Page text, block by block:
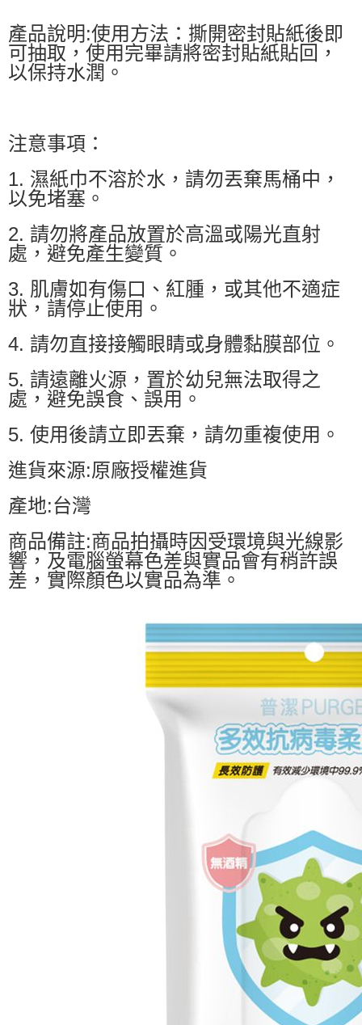
產品說明:使用方法：撕開密封貼紙後即
可抽取，使用完畢請將密封貼紙貼回，
以保持水潤。
注意事項：
1. 濕紙巾不溶於水，請勿丟棄馬桶中，
以免堵塞。
2. 請勿將產品放置於高溫或陽光直射
處，避免產生變質。
3. 肌膚如有傷口、紅腫，或其他不適症
狀，請停止使用。
4. 請勿直接接觸眼睛或身體黏膜部位。
5. 請遠離火源，置於幼兒無法取得之
處，避免誤食、誤用。
5. 使用後請立即丟棄，請勿重複使用。
進貨來源:原廠授權進貨
產地:台灣
商品備註:商品拍攝時因受環境與光線影
響，及電腦螢幕色差與實品會有稍許誤
差，實際顏色以實品為準。